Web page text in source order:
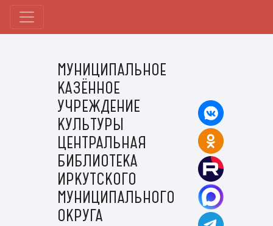
МУНИЦИПАЛЬНОЕ
КАЗЁННОЕ
УЧРЕЖДЕНИЕ
КУЛЬТУРЫ
ЦЕНТРАЛЬНАЯ
БИБЛИОТЕКА
ИРКУТСКОГО
МУНИЦИПАЛЬНОГО
ОКРУГА